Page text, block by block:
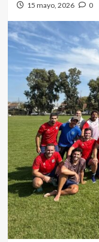
15 mayo, 2026 0